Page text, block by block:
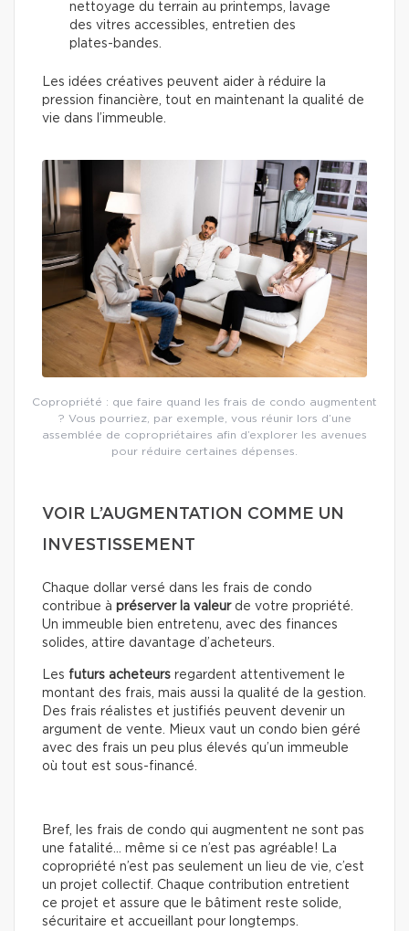
nettoyage du terrain au printemps, lavage
des vitres accessibles, entretien des
plates-bandes.
Les idées créatives peuvent aider à réduire la
pression financière, tout en maintenant la qualité de
vie dans l’immeuble.
Copropriété : que faire quand les frais de condo augmentent
? Vous pourriez, par exemple, vous réunir lors d’une
assemblée de copropriétaires afin d’explorer les avenues
pour réduire certaines dépenses.
VOIR L’AUGMENTATION COMME UN
INVESTISSEMENT
Chaque dollar versé dans les frais de condo
contribue à préserver la valeurde votre propriété.
Un immeuble bien entretenu, avec des finances
solides, attire davantage d’acheteurs.
Les futurs acheteurs regardent attentivement le
montant des frais, mais aussi la qualité de la gestion.
Des frais réalistes et justifiés peuvent devenir un
argument de vente. Mieux vaut un condo bien géré
avec des frais un peu plus élevés qu’un immeuble
où tout est sous-financé.
Bref, les frais de condo qui augmentent ne sont pas
une fatalité… même si ce n’est pas agréable! La
copropriété n’est pas seulement un lieu de vie, c’est
un projet collectif. Chaque contribution entretient
ce projet et assure que le bâtiment reste solide,
sécuritaire et accueillant pour longtemps.